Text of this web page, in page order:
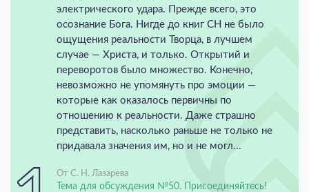
электрического удара. Прежде всего, это
осознание Бога. Нигде до книг СН не было
ощущения реальности Творца, в лучшем
случае — Христа, и только. Открытий и
переворотов было множество. Конечно,
невозможно не упомянуть про эмоции —
которые как оказалось первичны по
отношению к реальности. Даже страшно
представить, насколько раньше не только не
придавала значения им, но и не могл...
От С. Н. Лазарева
Тема для обсуждения №50. Присоединяйтесь!